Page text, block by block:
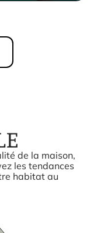
de la maison,
les tendances
habitat au